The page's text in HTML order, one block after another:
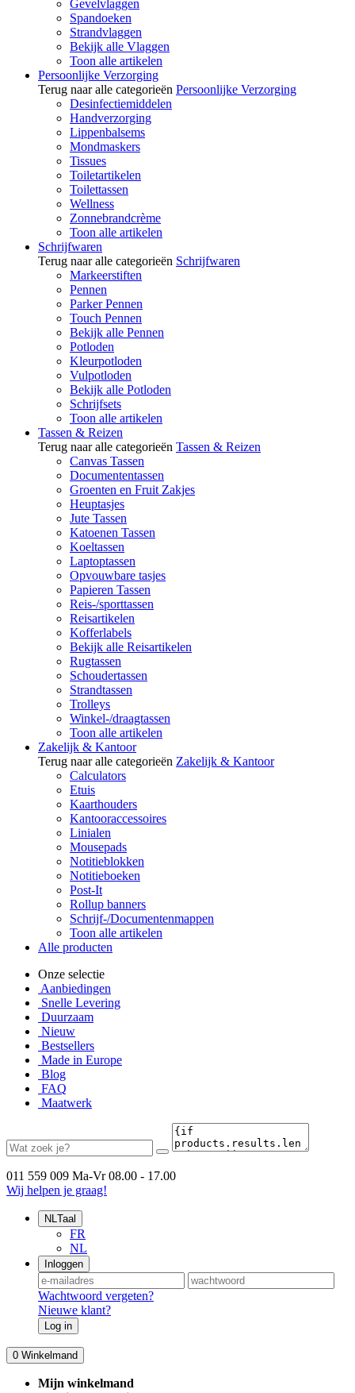
Gevelvlaggen
Spandoeken
Strandvlaggen
Bekijk alle Vlaggen
Toon alle artikelen
Persoonlijke Verzorging
Terug naar alle categorieën Persoonlijke Verzorging
Desinfectiemiddelen
Handverzorging
Lippenbalsems
Mondmaskers
Tissues
Toiletartikelen
Toilettassen
Wellness
Zonnebrandcrème
Toon alle artikelen
Schrijfwaren
Terug naar alle categorieën Schrijfwaren
Markeerstiften
Pennen
Parker Pennen
Touch Pennen
Bekijk alle Pennen
Potloden
Kleurpotloden
Vulpotloden
Bekijk alle Potloden
Schrijfsets
Toon alle artikelen
Tassen & Reizen
Terug naar alle categorieën Tassen & Reizen
Canvas Tassen
Documententassen
Groenten en Fruit Zakjes
Heuptasjes
Jute Tassen
Katoenen Tassen
Koeltassen
Laptoptassen
Opvouwbare tasjes
Papieren Tassen
Reis-/sporttassen
Reisartikelen
Kofferlabels
Bekijk alle Reisartikelen
Rugtassen
Schoudertassen
Strandtassen
Trolleys
Winkel-/draagtassen
Toon alle artikelen
Zakelijk & Kantoor
Terug naar alle categorieën Zakelijk & Kantoor
Calculators
Etuis
Kaarthouders
Kantooraccessoires
Linialen
Mousepads
Notitieblokken
Notitieboeken
Post-It
Rollup banners
Schrijf-/Documentenmappen
Toon alle artikelen
Alle producten
Onze selectie
Aanbiedingen
Snelle Levering
Duurzaam
Nieuw
Bestsellers
Made in Europe
Blog
FAQ
Maatwerk
011 559 009 Ma-Vr 08.00 - 17.00
Wij helpen je graag!
NLTaal
FR
NL
Inloggen
Wachtwoord vergeten?
Nieuwe klant?
Log in
0 Winkelmand
Mijn winkelmand